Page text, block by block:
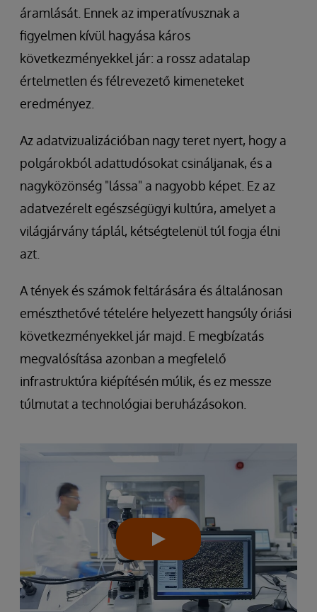
áramlását. Ennek az imperatívusznak a
figyelmen kívül hagyása káros
következményekkel jár: a rossz adatalap
értelmetlen és félrevezető kimeneteket
eredményez.
Az adatvizualizációban nagy teret nyert, hogy a
polgárokból adattudósokat csináljanak, és a
nagyközönség "lássa" a nagyobb képet. Ez az
adatvezérelt egészségügyi kultúra, amelyet a
világjárvány táplál, kétségtelenül túl fogja élni
azt.
A tények és számok feltárására és általánosan
emészthetővé tételére helyezett hangsúly óriási
következményekkel jár majd. E megbízatás
megvalósítása azonban a megfelelő
infrastruktúra kiépítésén múlik, és ez messze
túlmutat a technológiai beruházásokon.